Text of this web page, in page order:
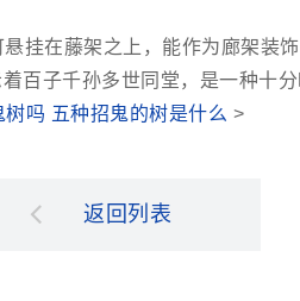
挂在藤架之上，能作为廊架装
百子千孙多世同堂，是一种十分
树吗 五种招鬼的树是什么 >
返回列表